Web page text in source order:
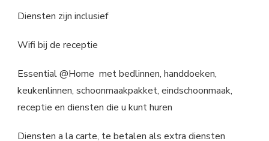
Diensten zijn inclusief
Wifi bij de receptie
Essential @Home met bedlinnen, handdoeken,
keukenlinnen, schoonmaakpakket, eindschoonmaak,
receptie en diensten die u kunt huren
Diensten a la carte, te betalen als extra diensten